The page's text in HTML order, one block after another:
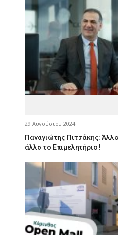
29 Αυγούστου 2024
Παναγιώτης Πιτσάκης:
άλλο το Επιμελητήριο !